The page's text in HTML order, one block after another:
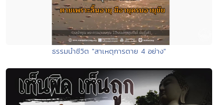
ธรรมนำชีวิต "สาเหตุการตาย 4 อย่าง"